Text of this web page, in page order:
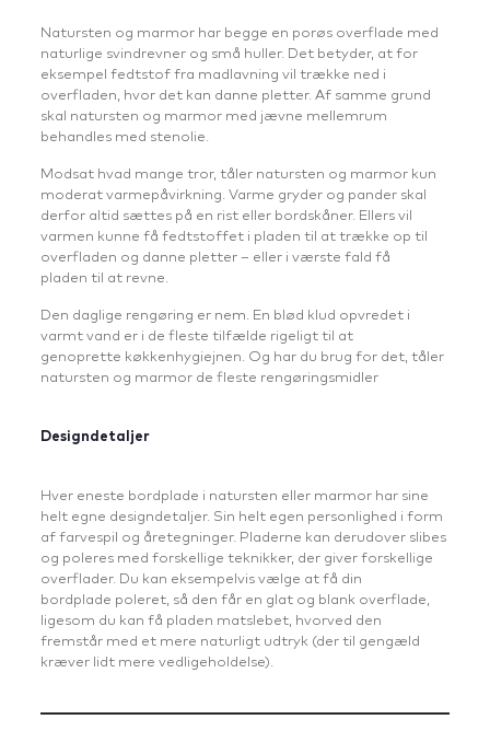
Natursten og marmor har begge en porøs overflade med
naturlige svindrevner og små huller. Det betyder, at for
eksempel fedtstof fra madlavning vil trække ned i
overfladen, hvor det kan danne pletter. Af samme grund
skal natursten og marmor med jævne mellemrum
behandles med stenolie.
Modsat hvad mange tror, tåler natursten og marmor kun
moderat varmepåvirkning. Varme gryder og pander skal
derfor altid sættes på en rist eller bordskåner. Ellers vil
varmen kunne få fedtstoffet i pladen til at trække op til
overfladen og danne pletter – eller i værste fald få
pladen til at revne.
Den daglige rengøring er nem. En blød klud opvredet i
varmt vand er i de fleste tilfælde rigeligt til at
genoprette køkkenhygiejnen. Og har du brug for det, tåler
natursten og marmor de fleste rengøringsmidler
Designdetaljer
Hver eneste bordplade i natursten eller marmor har sine
helt egne designdetaljer. Sin helt egen personlighed i form
af farvespil og åretegninger. Pladerne kan derudover slibes
og poleres med forskellige teknikker, der giver forskellige
overflader. Du kan eksempelvis vælge at få din
bordplade poleret, så den får en glat og blank overflade,
ligesom du kan få pladen matslebet, hvorved den
fremstår med et mere naturligt udtryk (der til gengæld
kræver lidt mere vedligeholdelse).